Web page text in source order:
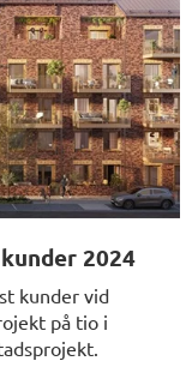
2024
kunder vid
på tio i